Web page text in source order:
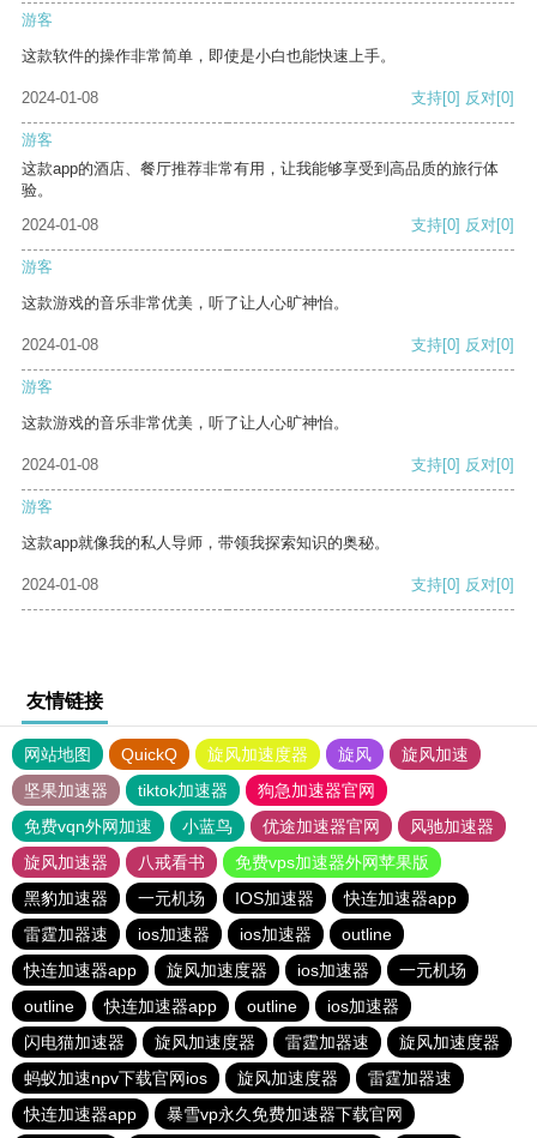
游客
这款软件的操作非常简单，即使是小白也能快速上手。
2024-01-08 支持[0] 反对[0]
游客
这款app的酒店、餐厅推荐非常有用，让我能够享受到高品质的旅行体
验。
2024-01-08
支持[0] 反对[0]
游客
这款游戏的音乐非常优美，听了让人心旷神怡。
2024-01-08 支持[0] 反对[0]
游客
这款游戏的音乐非常优美，听了让人心旷神怡。
2024-01-08 支持[0] 反对[0]
游客
这款app就像我的私人导师，带领我探索知识的奥秘。
2024-01-08 支持[0] 反对[0]
友情链接
网站地图 QuickQ 旋风加速度器 旋风
旋风加速
坚果加速器
tiktok加速器
狗急加速器官网
免费vqn外网加速
小蓝鸟 优途加速器官网
风驰加速器
旋风加速器
八戒看书
免费vps加速器外网苹果版
黑豹加速器
一元机场 IOS加速器
快连加速器app
雷霆加器速
ios加速器 ios加速器
outline
快连加速器app
旋风加速度器 ios加速器
一元机场
outline
快连加速器app outline
ios加速器
闪电猫加速器
旋风加速度器 雷霆加器速
旋风加速度器
蚂蚁加速npv下载官网ios
旋风加速度器
雷霆加器速
快连加速器app
暴雪vp永久免费加速器下载官网